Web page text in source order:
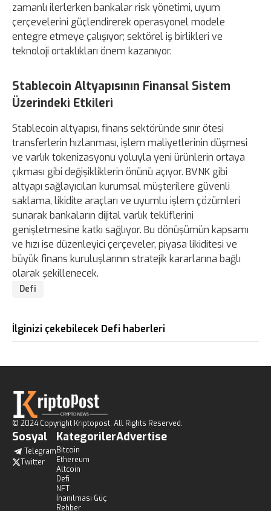
zamanlı ilerlerken bankalar risk yönetimi, uyum
çerçevelerini güçlendirerek operasyonel modele
entegre etmeye çalışıyor; sektörel iş birlikleri ve
teknoloji ortaklıkları önem kazanıyor.
Stablecoin Altyapısının Finansal Sistem
Üzerindeki Etkileri
Stablecoin altyapısı, finans sektöründe sınır ötesi
transferlerin hızlanması, işlem maliyetlerinin düşmesi
ve varlık tokenizasyonu yoluyla yeni ürünlerin ortaya
çıkması gibi değişikliklerin önünü açıyor. BVNK gibi
altyapı sağlayıcıları kurumsal müşterilere güvenli
saklama, likidite araçları ve uyumlu işlem çözümleri
sunarak bankaların dijital varlık tekliflerini
genişletmesine katkı sağlıyor. Bu dönüşümün kapsamı
ve hızı ise düzenleyici çerçeveler, piyasa likiditesi ve
büyük finans kuruluşlarının stratejik kararlarına bağlı
olarak şekillenecek.
Defi
İlginizi çekebilecek Defi haberleri
© 2024 Copyright Kriptopost. All Rights Reserved.
Sosyal
Telegram
Twitter
Kategoriler
Bitcoin
Ethereum
Altcoin
Defi
NFT
İnanılması Güç
Rehber
Advertise